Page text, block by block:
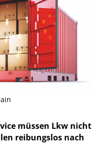
müssen Lkw nicht
reibungslos nach